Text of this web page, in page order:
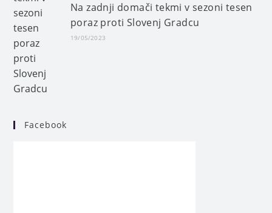
Na zadnji domači tekmi v sezoni tesen
poraz proti Slovenj Gradcu
19/05/2023
Facebook